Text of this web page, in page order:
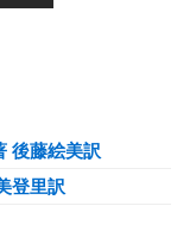
後藤絵美訳
登里訳